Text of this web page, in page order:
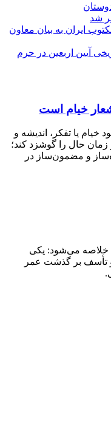
ایران به بیان معاون
آیین اربعین در حرم
خیام است
یا تفکر، اندیشه و
زمان حال را گوشزد کند؛
و مضمون‌ساز در
خلاصه می‌شود: یکی
تأسف بر گذشت عمر